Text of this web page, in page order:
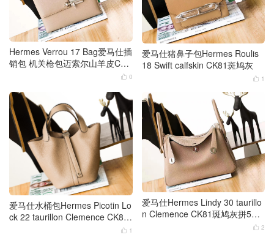
Hermes Verrou 17 Bag爱马仕插
销包 机关枪包迈索尔山羊皮CK8
 0
爱马仕猪鼻子包Hermes Roulis
18 Swift calfskin CK81斑鸠灰
 1
爱马仕水桶包Hermes Picotin Lo
ck 22 taurillon Clemence CK81
 1
爱马仕Hermes Lindy 30 taurillo
n Clemence CK81斑鸠灰拼5P
 2